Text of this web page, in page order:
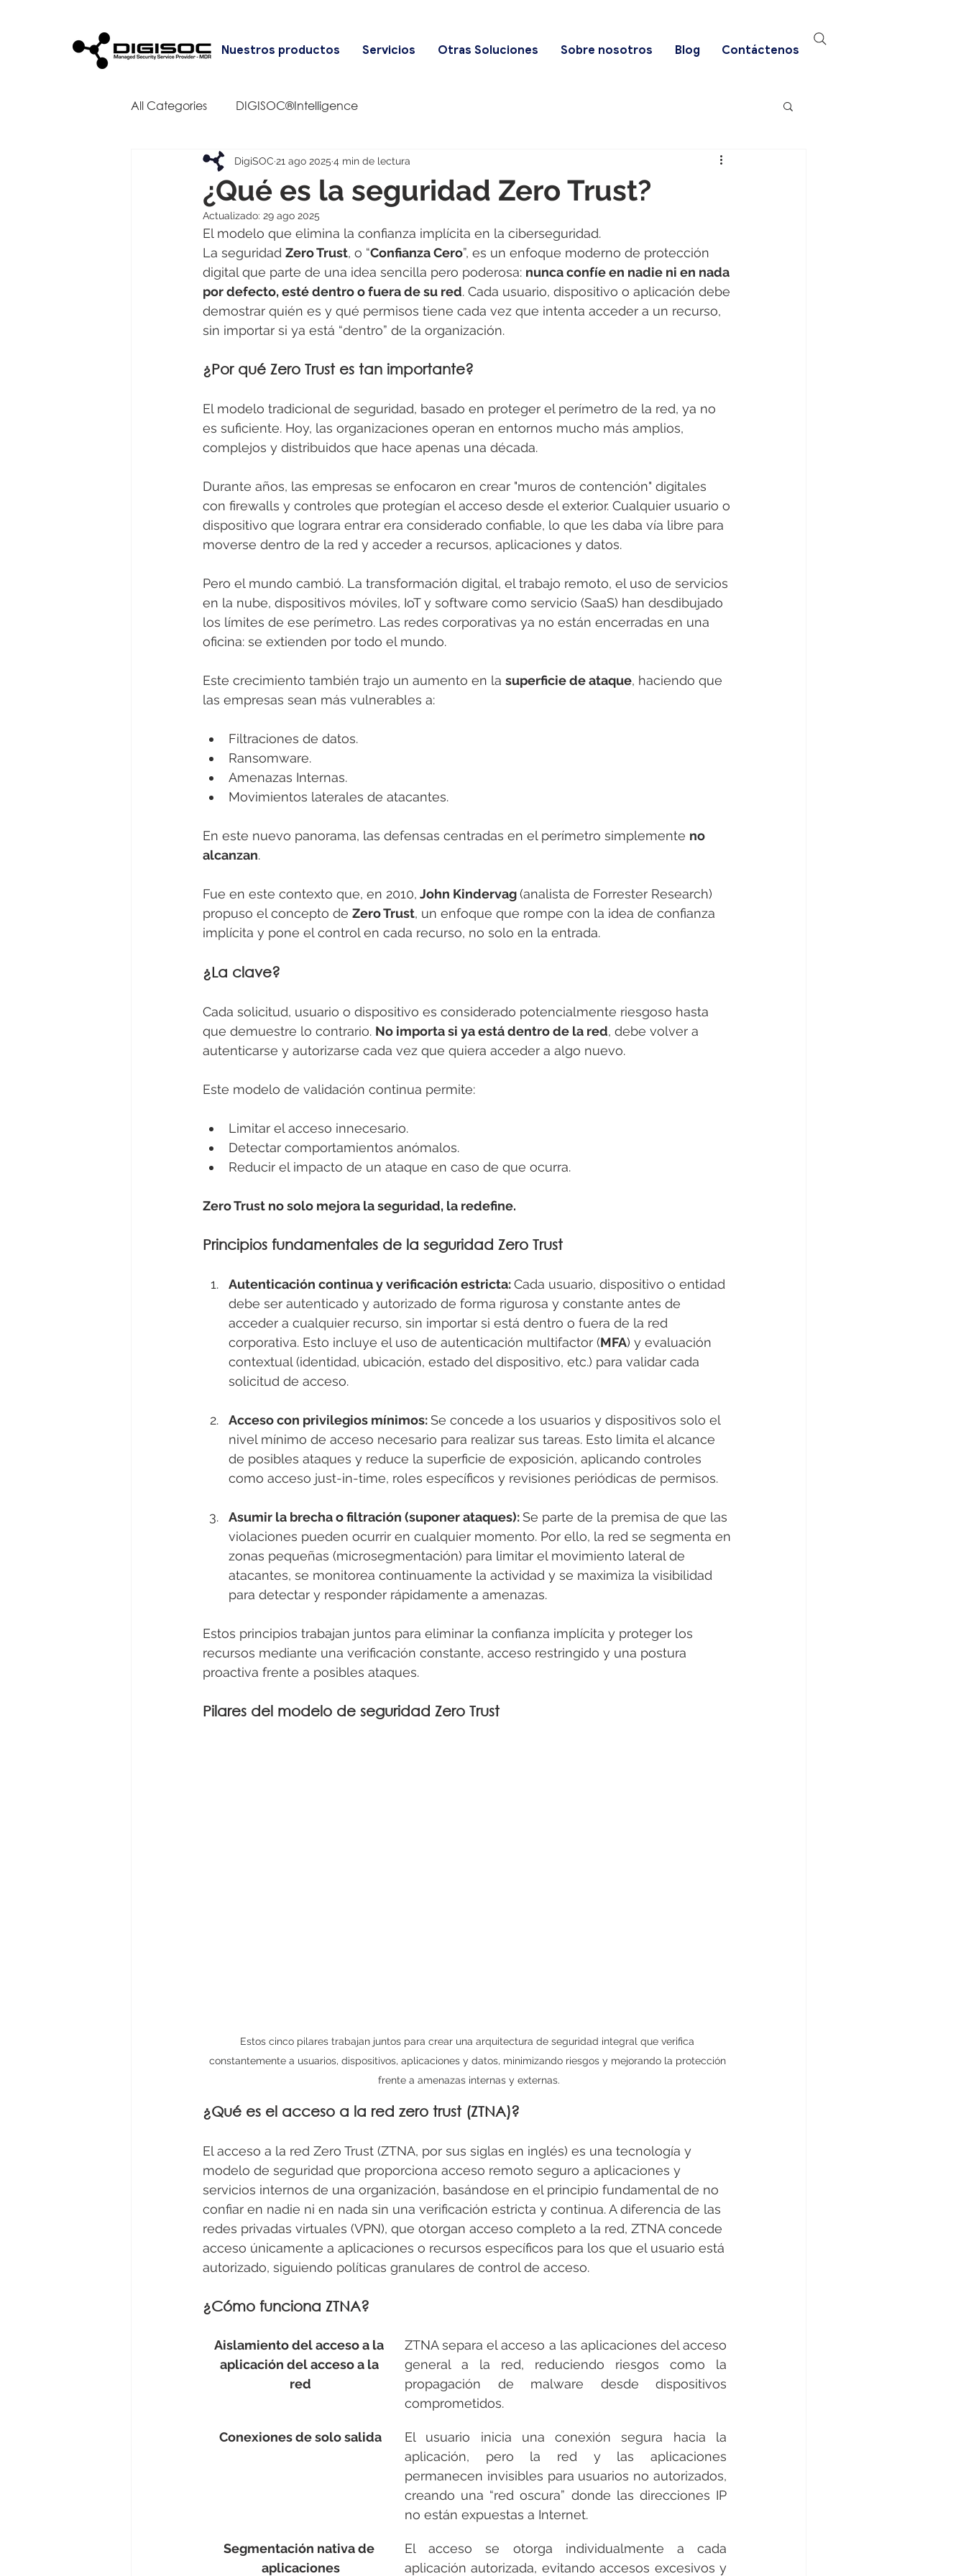
Nuestros productos Servicios Otras Soluciones Sobre nosotros Blog Contáctenos
All Categories DIGISOC®Intelligence
¿Qué es la seguridad Zero Trust?
DigiSOC 21 ago 2025 4 min de lectura
Actualizado: 29 ago 2025
El modelo que elimina la confianza implícita en la ciberseguridad.
La seguridad Zero Trust, o “Confianza Cero”, es un enfoque moderno de protección
digital que parte de una idea sencilla pero poderosa: nunca confíe en nadie ni en nada
por defecto, esté dentro o fuera de su red. Cada usuario, dispositivo o aplicación debe
demostrar quién es y qué permisos tiene cada vez que intenta acceder a un recurso,
sin importar si ya está “dentro” de la organización.
¿Por qué Zero Trust es tan importante?
El modelo tradicional de seguridad, basado en proteger el perímetro de la red, ya no
es suficiente. Hoy, las organizaciones operan en entornos mucho más amplios,
complejos y distribuidos que hace apenas una década.
Durante años, las empresas se enfocaron en crear "muros de contención" digitales
con firewalls y controles que protegían el acceso desde el exterior. Cualquier usuario o
dispositivo que lograra entrar era considerado confiable, lo que les daba vía libre para
moverse dentro de la red y acceder a recursos, aplicaciones y datos.
Pero el mundo cambió. La transformación digital, el trabajo remoto, el uso de servicios
en la nube, dispositivos móviles, IoT y software como servicio (SaaS) han desdibujado
los límites de ese perímetro. Las redes corporativas ya no están encerradas en una
oficina: se extienden por todo el mundo.
Este crecimiento también trajo un aumento en la superficie de ataque, haciendo que
las empresas sean más vulnerables a:
Filtraciones de datos.
Ransomware.
Amenazas Internas.
Movimientos laterales de atacantes.
En este nuevo panorama, las defensas centradas en el perímetro simplemente no
alcanzan.
Fue en este contexto que, en 2010, John Kindervag (analista de Forrester Research)
propuso el concepto de Zero Trust, un enfoque que rompe con la idea de confianza
implícita y pone el control en cada recurso, no solo en la entrada.
¿La clave?
Cada solicitud, usuario o dispositivo es considerado potencialmente riesgoso hasta
que demuestre lo contrario. No importa si ya está dentro de la red, debe volver a
autenticarse y autorizarse cada vez que quiera acceder a algo nuevo.
Este modelo de validación continua permite:
Limitar el acceso innecesario.
Detectar comportamientos anómalos.
Reducir el impacto de un ataque en caso de que ocurra.
Zero Trust no solo mejora la seguridad, la redefine.
Principios fundamentales de la seguridad Zero Trust
Autenticación continua y verificación estricta: Cada usuario, dispositivo o entidad
debe ser autenticado y autorizado de forma rigurosa y constante antes de
acceder a cualquier recurso, sin importar si está dentro o fuera de la red
corporativa. Esto incluye el uso de autenticación multifactor (MFA) y evaluación
contextual (identidad, ubicación, estado del dispositivo, etc.) para validar cada
solicitud de acceso.
Acceso con privilegios mínimos: Se concede a los usuarios y dispositivos solo el
nivel mínimo de acceso necesario para realizar sus tareas. Esto limita el alcance
de posibles ataques y reduce la superficie de exposición, aplicando controles
como acceso just-in-time, roles específicos y revisiones periódicas de permisos.
Asumir la brecha o filtración (suponer ataques): Se parte de la premisa de que las
violaciones pueden ocurrir en cualquier momento. Por ello, la red se segmenta en
zonas pequeñas (microsegmentación) para limitar el movimiento lateral de
atacantes, se monitorea continuamente la actividad y se maximiza la visibilidad
para detectar y responder rápidamente a amenazas.
Estos principios trabajan juntos para eliminar la confianza implícita y proteger los
recursos mediante una verificación constante, acceso restringido y una postura
proactiva frente a posibles ataques.
Pilares del modelo de seguridad Zero Trust
Estos cinco pilares trabajan juntos para crear una arquitectura de seguridad integral que verifica
constantemente a usuarios, dispositivos, aplicaciones y datos, minimizando riesgos y mejorando la protección
frente a amenazas internas y externas.
¿Qué es el acceso a la red zero trust (ZTNA)?
El acceso a la red Zero Trust (ZTNA, por sus siglas en inglés) es una tecnología y
modelo de seguridad que proporciona acceso remoto seguro a aplicaciones y
servicios internos de una organización, basándose en el principio fundamental de no
confiar en nadie ni en nada sin una verificación estricta y continua. A diferencia de las
redes privadas virtuales (VPN), que otorgan acceso completo a la red, ZTNA concede
acceso únicamente a aplicaciones o recursos específicos para los que el usuario está
autorizado, siguiendo políticas granulares de control de acceso.
¿Cómo funciona ZTNA?
Aislamiento del acceso a la
aplicación del acceso a la
red
ZTNA separa el acceso a las aplicaciones del acceso
general a la red, reduciendo riesgos como la
propagación de malware desde dispositivos
comprometidos.
Conexiones de solo salida
El usuario inicia una conexión segura hacia la
aplicación, pero la red y las aplicaciones
permanecen invisibles para usuarios no autorizados,
creando una “red oscura” donde las direcciones IP
no están expuestas a Internet.
Segmentación nativa de
aplicaciones
El acceso se otorga individualmente a cada
aplicación autorizada, evitando accesos excesivos y